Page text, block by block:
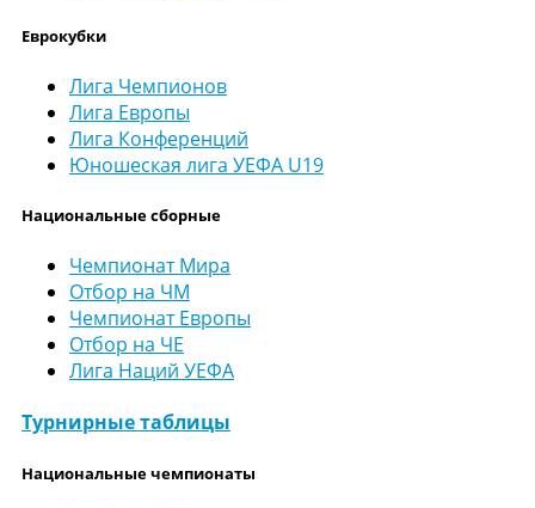
Еврокубки
Лига Чемпионов
Лига Европы
Лига Конференций
Юношеская лига УЕФА U19
Национальные сборные
Чемпионат Мира
Отбор на ЧМ
Чемпионат Европы
Отбор на ЧЕ
Лига Наций УЕФА
Турнирные таблицы
Национальные чемпионаты